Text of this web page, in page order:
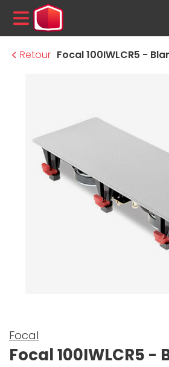
MENU
Retour Focal 100IWLCR5 -
Focal
Focal 100IWLCR5 -